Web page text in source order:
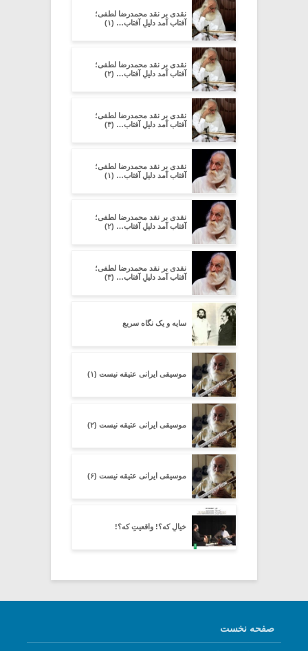
نقدی بر نقد محمدرضا لطفی؛
آفتاب آمد دلیلِ آفتاب… (۱)
نقدی بر نقد محمدرضا لطفی؛
آفتاب آمد دلیلِ آفتاب… (۲)
نقدی بر نقد محمدرضا لطفی؛
آفتاب آمد دلیلِ آفتاب… (۳)
نقدی بر نقد محمدرضا لطفی؛
آفتاب آمد دلیلِ آفتاب… (۱)
نقدی بر نقد محمدرضا لطفی؛
آفتاب آمد دلیلِ آفتاب… (۲)
نقدی بر نقد محمدرضا لطفی؛
آفتاب آمد دلیلِ آفتاب… (۳)
سایه و یک نگاه سریع
موسیقی ایرانی عتیقه نیست (۱)
موسیقی ایرانی عتیقه نیست (۲)
موسیقی ایرانی عتیقه نیست (۶)
خیالِ که؟! واقعیتِ که؟!
صفحه نخست